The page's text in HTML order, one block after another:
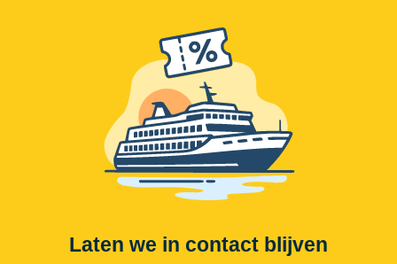
Laten we in contact blijven